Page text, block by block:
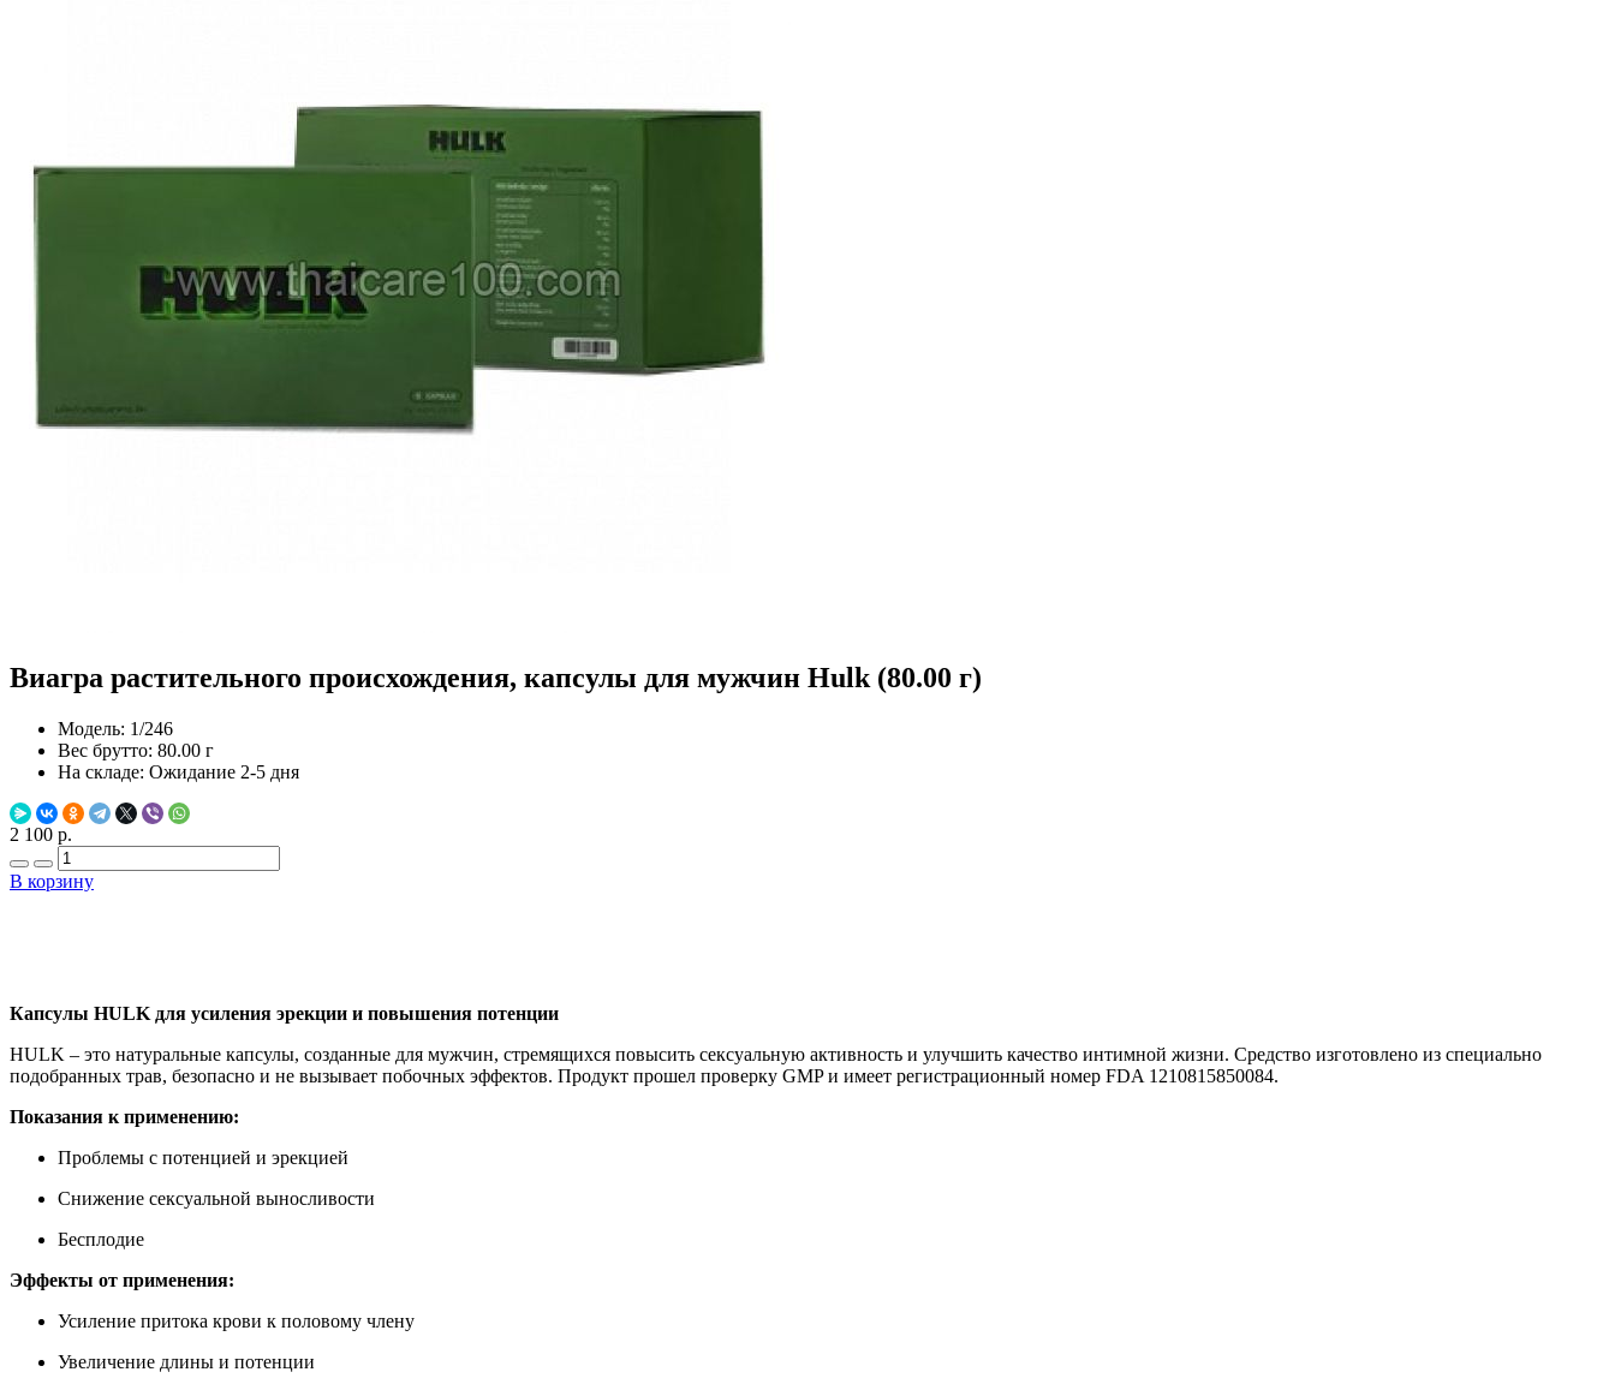
Виагра растительного происхождения, капсулы для мужчин Hulk (80.00 г)
Модель: 1/246
Вес брутто: 80.00 г
На складе: Ожидание 2-5 дня
2 100 р.
В корзину
Капсулы HULK для усиления эрекции и повышения потенции
HULK – это натуральные капсулы, созданные для мужчин, стремящихся повысить сексуальную активность и улучшить качество интимной жизни. Средство изготовлено из специально
подобранных трав, безопасно и не вызывает побочных эффектов. Продукт прошел проверку GMP и имеет регистрационный номер FDA 1210815850084.
Показания к применению:
Проблемы с потенцией и эрекцией
Снижение сексуальной выносливости
Бесплодие
Эффекты от применения:
Усиление притока крови к половому члену
Увеличение длины и потенции